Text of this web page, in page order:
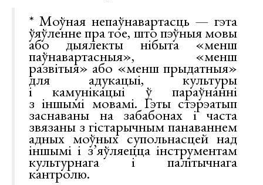
* Моўная непаўнавартасць — гэта
ўяўленне пра тое, што пэўныя мовы
або дыялекты нібыта «менш
паўнавартасныя», «менш
развітыя» або «менш прыдатныя»
для адукацыі, культуры
і камунікацыі ў параўнанні
з іншымі мовамі. Гэты стэрэатып
заснаваны на забабонах і часта
звязаны з гістарычным панаваннем
адных моўных супольнасцей над
іншымі і з’яўляецца інструментам
культурнага і палітычнага
кантролю.